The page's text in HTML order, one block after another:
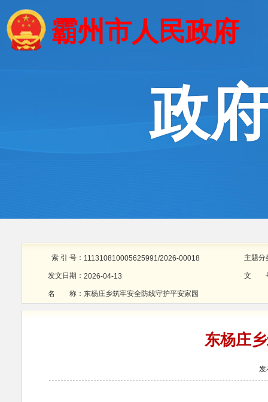
霸州市人民政府
政
索 引 号： 111310810005625991/2026-00018 主题分
发文日期： 2026-04-13 文
名 称： 东杨庄乡筑牢安全防线守护平安家园
东杨庄
发